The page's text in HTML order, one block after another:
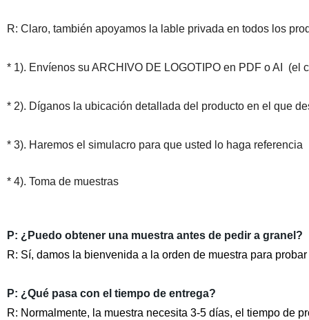
R: Claro, también apoyamos la lable privada en todos los
* 1). Envíenos su ARCHIVO DE LOGOTIPO en PDF o AI (el
* 2). Díganos la ubicación detallada del producto en el que
* 3). Haremos el simulacro para que usted lo haga referencia
*4). Toma de muestras
P: ¿Puedo obtener una muestra antes de pedir a granel?
R: Sí, damos la bienvenida a la orden de muestra para
P: ¿Qué pasa con el tiempo de entrega?
R: Normalmente, la muestra necesita 3-5 días, el tiempo de